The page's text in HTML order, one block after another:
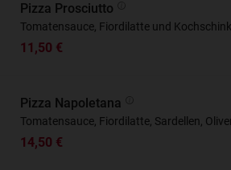
Pizza Prosciutto
Tomatensauce, Fiordilatte und
11,50 €
Pizza Napoletana
Tomatensauce, Fiordilatte, Sardellen,
14,50 €